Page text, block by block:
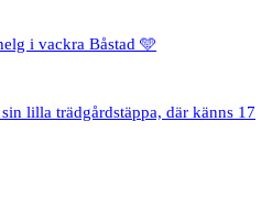
i vackra Båstad 🩵
lilla trädgårdstäppa, där känns 17